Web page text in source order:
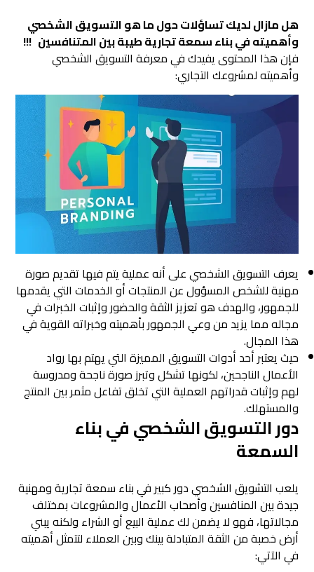
هل مازال لديك تساؤلات حول ما هو التسويق الشخصي
وأهميته في بناء سمعة تجارية طيبة بين المتنافسين !!!
فإن هذا المحتوى يفيدك في معرفة التسويق الشخصي
وأهميته لمشروعك التجاري:
يعرف التسويق الشخصي على أنه عملية يتم فيها تقديم صورة
مهنية للشخص المسؤول عن المنتجات أو الخدمات التي يقدمها
للجمهور، والهدف هو تعزيز الثقة والحضور وإثبات الخبرات في
مجاله مما يزيد من وعي الجمهور بأهميته وخبراته القوية في
هذا المجال.
حيث يعتبر أحد أدوات التسويق المميزة التي يهتم بها رواد
الأعمال الناجحين، لكونها تشكل وتبرز صورة ناجحة ومدروسة
لهم وإثبات قدراتهم العملية التي تخلق تفاعل مثمر بين المنتج
والمستهلك.
دور التسويق الشخصي في بناء
السمعة
يلعب التشويق الشخصي دور كبير في بناء سمعة تجارية ومهنية
جيدة بين المنافسين وأصحاب الأعمال والمشروعات بمختلف
مجالاتها، فهو لا يضمن لك عملية البيع أو الشراء ولكنه يبني
أرض خصبة من الثقة المتبادلة بينك وبين العملاء لتتمثل أهميته
في الآتي: